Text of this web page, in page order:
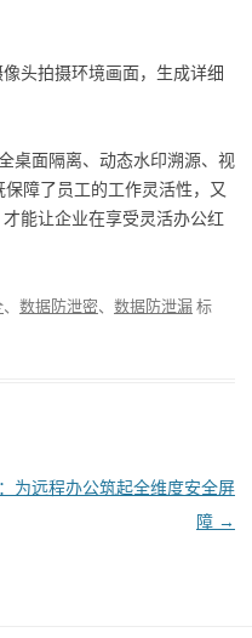
头拍摄环境画面，生成详细
桌面隔离、动态水印溯源、视
障了员工的工作灵活性，又
能让企业在享受灵活办公红
、 数据防泄密、 数据防泄漏标
为远程办公筑起全维度安全屏
障 →